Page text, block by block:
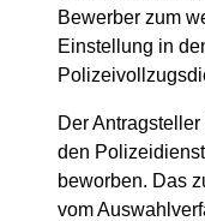
Bewerber zum
Einstellung in
Der
den
beworben. Das
vom